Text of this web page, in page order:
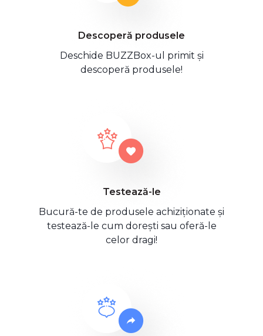
Descoperă produsele
Deschide BUZZBox-ul primit și
descoperă produsele!
Testează-le
Bucură-te de produsele achiziționate și
testează-le cum dorești sau oferă-le
celor dragi!